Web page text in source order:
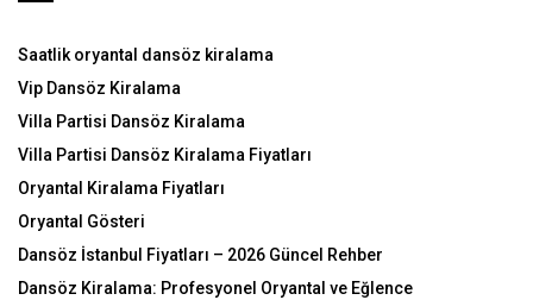
Saatlik oryantal dansöz kiralama
Vip Dansöz Kiralama
Villa Partisi Dansöz Kiralama
Villa Partisi Dansöz Kiralama Fiyatları
Oryantal Kiralama Fiyatları
Oryantal Gösteri
Dansöz İstanbul Fiyatları – 2026 Güncel Rehber
Dansöz Kiralama: Profesyonel Oryantal ve Eğlence